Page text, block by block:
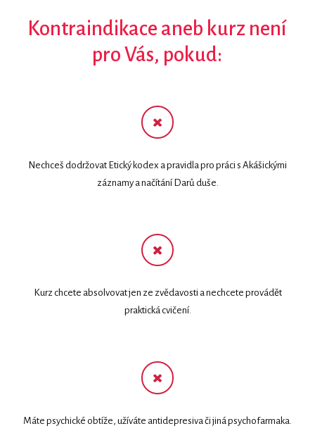
Kontraindikace aneb kurz není
pro Vás, pokud:
Nechceš dodržovat Etický kodex a pravidla pro práci s Akášickými
záznamy a načítání Darů duše.
Kurz chcete absolvovat jen ze zvědavosti a nechcete provádět
praktická cvičení.
Máte psychické obtíže, užíváte antidepresiva či jiná psychofarmaka.